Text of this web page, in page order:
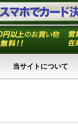
当サイトについて